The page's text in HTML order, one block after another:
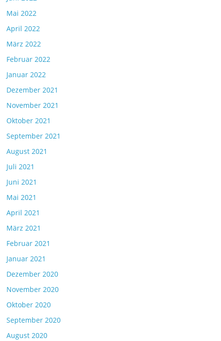
Mai 2022
April 2022
März 2022
Februar 2022
Januar 2022
Dezember 2021
November 2021
Oktober 2021
September 2021
August 2021
Juli 2021
Juni 2021
Mai 2021
April 2021
März 2021
Februar 2021
Januar 2021
Dezember 2020
November 2020
Oktober 2020
September 2020
August 2020